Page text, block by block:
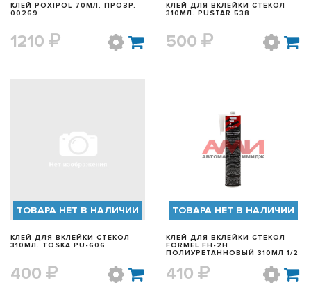
КЛЕЙ POXIPOL 70МЛ. ПРОЗР.
00269
1210
КЛЕЙ ДЛЯ ВКЛЕЙКИ СТЕКОЛ
310МЛ. PUSTAR 538
500
ТОВАРА НЕТ В НАЛИЧИИ
КЛЕЙ ДЛЯ ВКЛЕЙКИ СТЕКОЛ
310МЛ. TOSKA PU-606
400
БЫСТРЫЙ ПРОСМОТР
ТОВАРА НЕТ В НАЛИЧИИ
КЛЕЙ ДЛЯ ВКЛЕЙКИ СТЕКОЛ
FORMEL FH-2H
ПОЛИУРЕТАННОВЫЙ 310МЛ 1/2
410